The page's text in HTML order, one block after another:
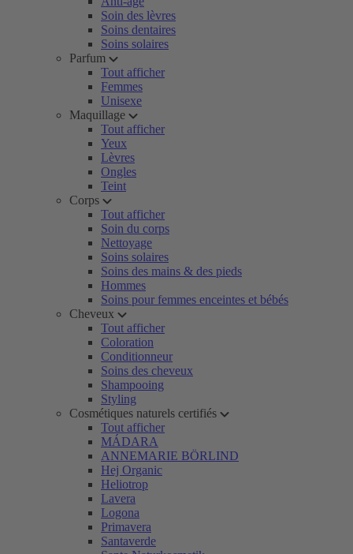
Soin des lèvres
Soins dentaires
Soins solaires
Parfum
Tout afficher
Femmes
Unisexe
Maquillage
Tout afficher
Yeux
Lèvres
Ongles
Teint
Corps
Tout afficher
Soin du corps
Nettoyage
Soins solaires
Soins des mains & des pieds
Hommes
Soins pour femmes enceintes et bébés
Cheveux
Tout afficher
Coloration
Conditionneur
Soins des cheveux
Shampooing
Styling
Cosmétiques naturels certifiés
Tout afficher
MÁDARA
ANNEMARIE BÖRLIND
Hej Organic
Heliotrop
Lavera
Logona
Primavera
Santaverde